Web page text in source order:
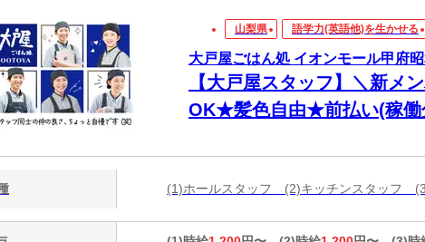
山梨県 語学力(英語他)を生かせる
大戸屋ごはん処 イオンモール甲府
【大戸屋スタッフ】＼新メ
OK★髪色自由★前払い(稼働
(1)ホールスタッフ (2)キッチンスタッフ